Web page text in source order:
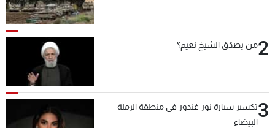
2من يصدّق الشيخ نعيم؟
3تكسير سيارة نور غندور في منطقة الرملة
البيضاء